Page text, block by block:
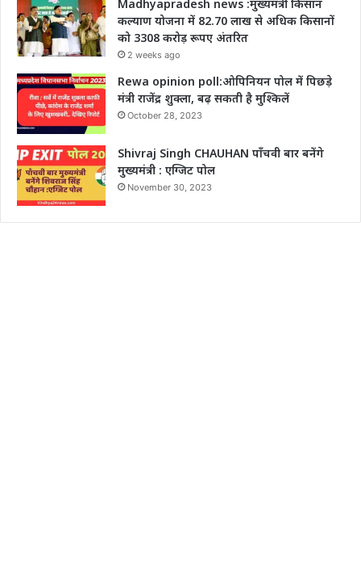
Madhyapradesh news :मुख्यमंत्री किसान
कल्याण योजना में 82.70 लाख से अधिक किसानों
को 3308 करोड़ रूपए अंतरित
2 weeks ago
Rewa opinion poll:ओपिनियन पोल में पिछड़े
मंत्री राजेंद्र शुक्ला, बढ़ सकती है मुश्किलें
October 28, 2023
Shivraj Singh CHAUHAN पाँचवी बार बनेंगे
मुख्यमंत्री : एग्जिट पोल
November 30, 2023